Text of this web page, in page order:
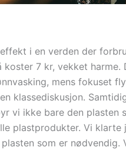
i en verden der
7 kr, vekket
mens fokuset
klassediskusjon.
vi ikke bare den plasten
plastprodukter. Vi
som er